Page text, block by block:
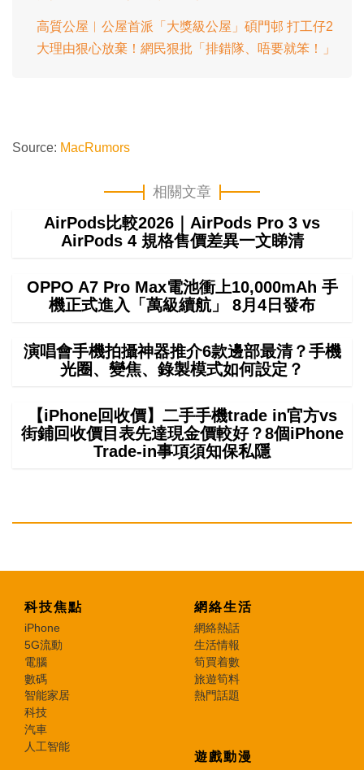
高質公屋︱公屋首派「大獎級公屋」碩門邨 打工仔2
大理由狠心放棄！網民狠批「排錯隊、唔要就笨！」
Source: MacRumors
相關文章
AirPods比較2026｜AirPods Pro 3 vs
AirPods 4 規格售價差異一文睇清
OPPO A7 Pro Max電池衝上10,000mAh 手
機正式進入「萬級續航」 8月4日發布
演唱會手機拍攝神器推介6款邊部最清？手機
光圈、變焦、錄製模式如何設定？
【iPhone回收價】二手手機trade in官方vs
街鋪回收價目表先達現金價較好？8個iPhone
Trade-in事項須知保私隱
科技焦點
iPhone
5G流動
電腦
數碼
智能家居
科技
汽車
人工智能
網絡生活
網絡熱話
生活情報
筍買着數
旅遊筍料
熱門話題
遊戲動漫